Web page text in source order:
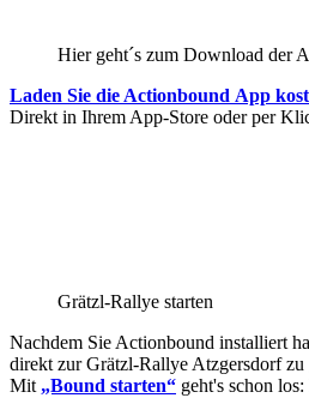
Hier geht´s zum Download der
Laden Sie die Actionbound App
Direkt in Ihrem App-Store oder per
Grätzl-Rallye starten
Nachdem Sie Actionbound installiert
direkt zur Grätzl-Rallye Atzgersdorf zu
Mit „Bound starten“ geht's schon